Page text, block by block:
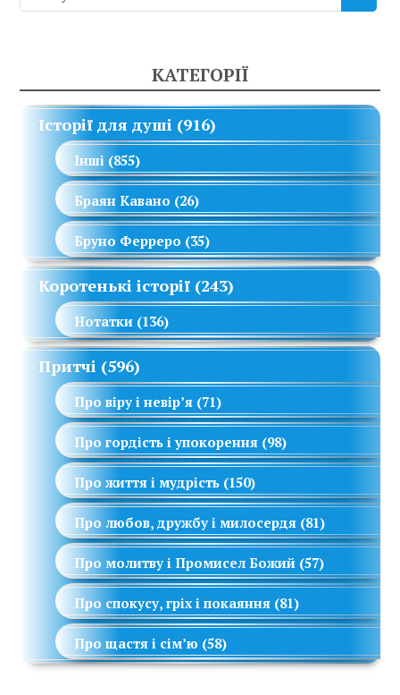
КАТЕГОРІЇ
Історії для душі (916)
Інші (855)
Браян Кавано (26)
Бруно Ферреро (35)
Коротенькі історії (243)
Нотатки (136)
Притчі (596)
Про віру і невір’я (71)
Про гордість і упокорення (98)
Про життя і мудрість (150)
Про любов, дружбу і милосердя (81)
Про молитву і Промисел Божий (57)
Про спокусу, гріх і покаяння (81)
Про щастя і сім’ю (58)